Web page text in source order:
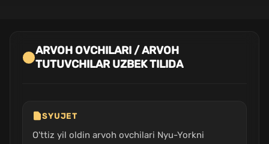
ARVOH OVCHILARI / ARVOH
TUTUVCHILAR UZBEK TILIDA
SYUJET
O'ttiz yil oldin arvoh ovchilari Nyu-Yorkni